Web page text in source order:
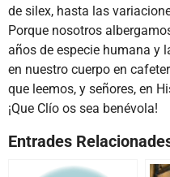
de silex, hasta las
Porque nosotros
años de especie humana y
en nuestro cuerpo en
que leemos, y señores, en
¡Que Clío os sea benévola!
Entrades